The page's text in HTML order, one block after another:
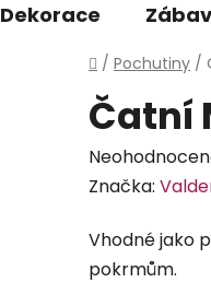
Dekorace
Domů
/ Pochutiny /
Čatní
Průměrné
hodnocení
je
0,0
Značka:
Vhodné jako
pokrmům.